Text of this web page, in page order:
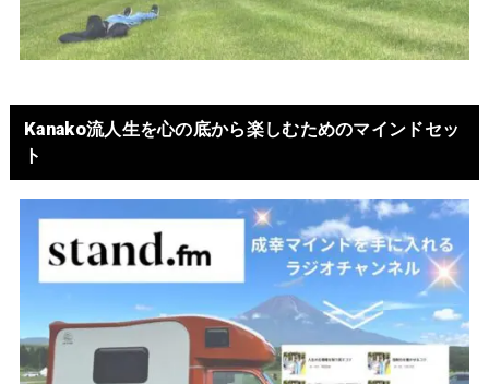
Kanako流人生を心の底から楽しむためのマインドセッ
ト